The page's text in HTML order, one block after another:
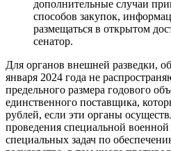
дополнительные случаи
способов закупок,
размещаться в открытом
сенатор.
Для органов внешней разведки,
января 2024 года не
предельного размера годового
единственного поставщика,
рублей, если эти органы
проведения специальной
специальных задач по